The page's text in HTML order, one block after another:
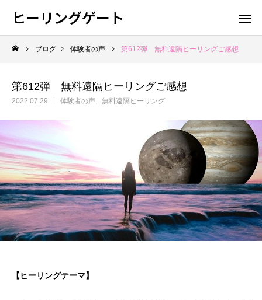
ヒーリングゲート
ブログ 体験者の声 第612弾 無料遠隔ヒーリングご感想
第612弾 無料遠隔ヒーリングご感想
2022.07.29 体験者の声 無料遠隔ヒーリング
【ヒーリングテーマ】